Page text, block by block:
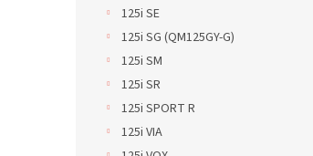
125i SE
125i SG (QM125GY-G)
125i SM
125i SR
125i SPORT R
125i VIA